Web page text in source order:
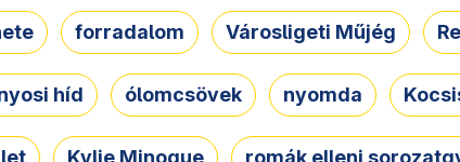
forradalom Városligeti Műjég
híd ólomcsövek nyomda
Kylie Minogue romák elleni